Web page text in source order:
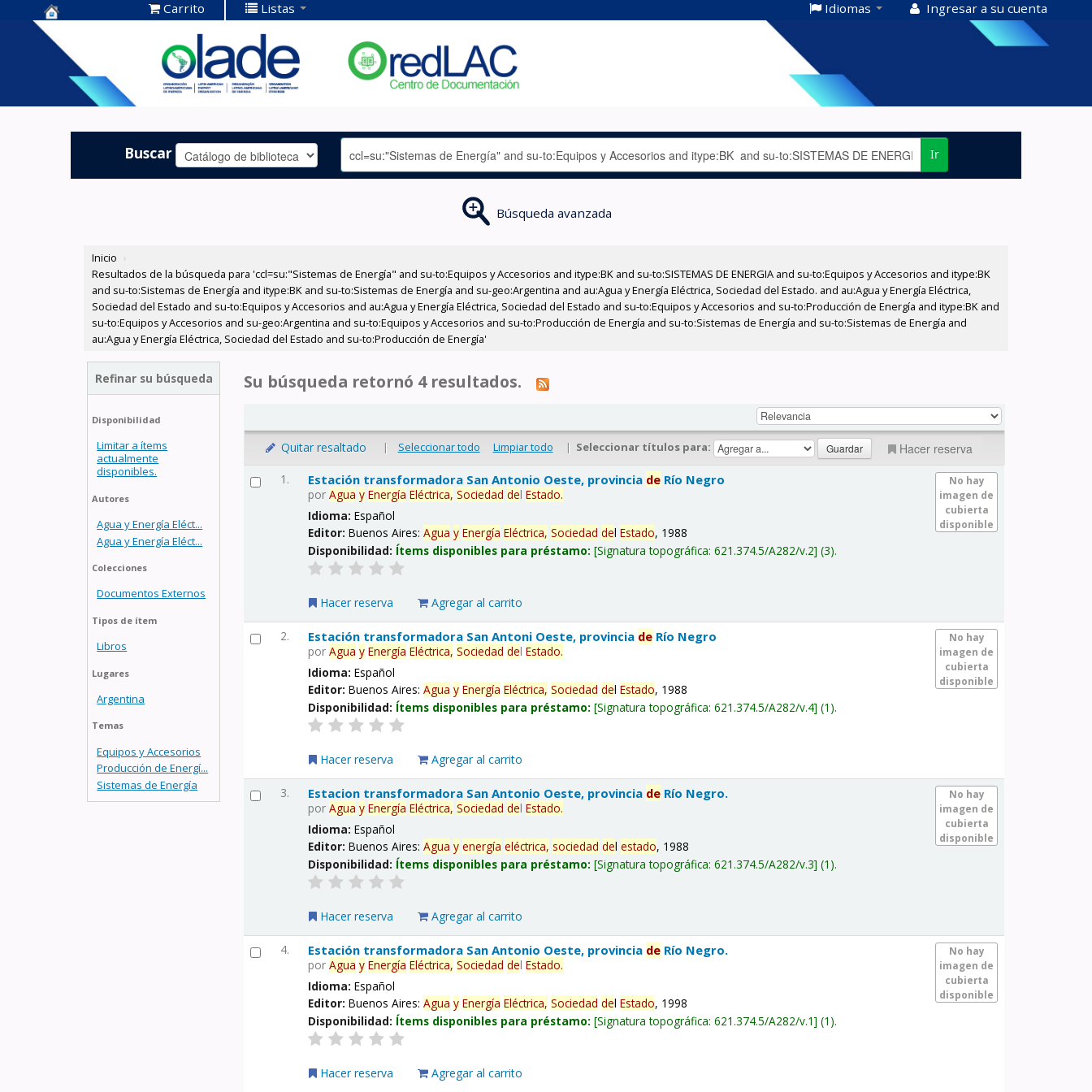
Centro de
Documentación
OLADE -
Carrito Listas Idiomas Ingresar a su cuenta
Buscar Ir
Búsqueda avanzada
Inicio ›
Resultados de la búsqueda para 'ccl=su:"Sistemas de Energía" and su-to:Equipos y Accesorios and itype:BK and su-to:SISTEMAS DE ENERGIA and su-to:Equipos y Accesorios and itype:BK
and su-to:Sistemas de Energía and itype:BK and su-to:Sistemas de Energía and su-geo:Argentina and au:Agua y Energía Eléctrica, Sociedad del Estado. and au:Agua y Energía Eléctrica,
Sociedad del Estado and su-to:Equipos y Accesorios and au:Agua y Energía Eléctrica, Sociedad del Estado and su-to:Equipos y Accesorios and su-to:Producción de Energía and itype:BK and
su-to:Equipos y Accesorios and su-geo:Argentina and su-to:Equipos y Accesorios and su-to:Producción de Energía and su-to:Sistemas de Energía and su-to:Sistemas de Energía and
au:Agua y Energía Eléctrica, Sociedad del Estado and su-to:Producción de Energía'
Refinar su búsqueda
Disponibilidad
Limitar a ítems
actualmente
disponibles.
Autores
Agua y Energía Eléct...
Agua y Energía Eléct...
Colecciones
Documentos Externos
Tipos de ítem
Libros
Lugares
Argentina
Temas
Equipos y Accesorios
Producción de Energí...
Sistemas de Energía
Su búsqueda retornó 4 resultados.
Quitar resaltado | Seleccionar todo Limpiar todo | Seleccionar títulos para: Hacer reserva
1.
No hay
imagen de
cubierta
disponible
Estación transformadora San Antonio Oeste, provincia de Río Negro
porAgua y Energía Eléctrica, Sociedad delEstado.
Idioma:Español
Editor:Buenos Aires:Agua y Energía Eléctrica, Sociedad delEstado, 1988
Disponibilidad: Ítems disponibles para préstamo: Signatura topográfica:621.374.5/A282/v.2 (3).
Hacer reserva Agregar al carrito
2.
No hay
imagen de
cubierta
disponible
Estación transformadora San Antoni Oeste, provincia de Río Negro
porAgua y Energía Eléctrica, Sociedad delEstado.
Idioma:Español
Editor:Buenos Aires:Agua y Energía Eléctrica, Sociedad delEstado, 1988
Disponibilidad: Ítems disponibles para préstamo: Signatura topográfica:621.374.5/A282/v.4 (1).
Hacer reserva Agregar al carrito
3.
No hay
imagen de
cubierta
disponible
Estacion transformadora San Antonio Oeste, provincia de Río Negro.
porAgua y Energía Eléctrica, Sociedad delEstado.
Idioma:Español
Editor:Buenos Aires:Agua y energía eléctrica, sociedad delestado, 1988
Disponibilidad: Ítems disponibles para préstamo: Signatura topográfica:621.374.5/A282/v.3 (1).
Hacer reserva Agregar al carrito
4.
No hay
imagen de
cubierta
disponible
Estación transformadora San Antonio Oeste, provincia de Río Negro.
porAgua y Energía Eléctrica, Sociedad delEstado.
Idioma:Español
Editor:Buenos Aires:Agua y Energía Eléctrica, Sociedad delEstado, 1998
Disponibilidad: Ítems disponibles para préstamo: Signatura topográfica:621.374.5/A282/v.1 (1).
Hacer reserva Agregar al carrito